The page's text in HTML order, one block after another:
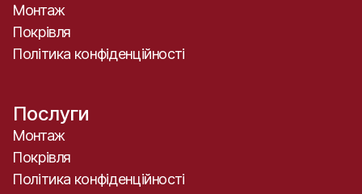
Монтаж
Покрівля
Політика конфіденційності
Послуги
Монтаж
Покрівля
Політика конфіденційності